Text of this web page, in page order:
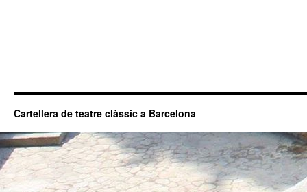
Cartellera de teatre clàssic a Barcelona